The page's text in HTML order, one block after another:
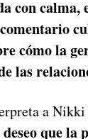
con calma,
cómo la
las
a Nikki
que la